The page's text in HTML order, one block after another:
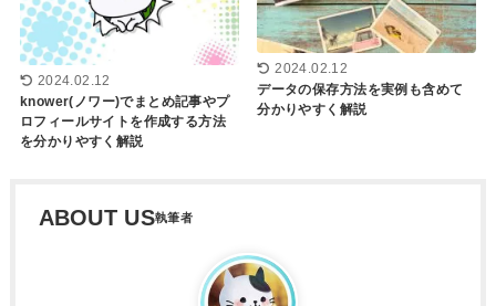
2024.02.12
knower(ノワー)でまとめ記事やプ
ロフィールサイトを作成する方法
を分かりやすく解説
2024.02.12
データの保存方法を実例も含めて
分かりやすく解説
ABOUT US